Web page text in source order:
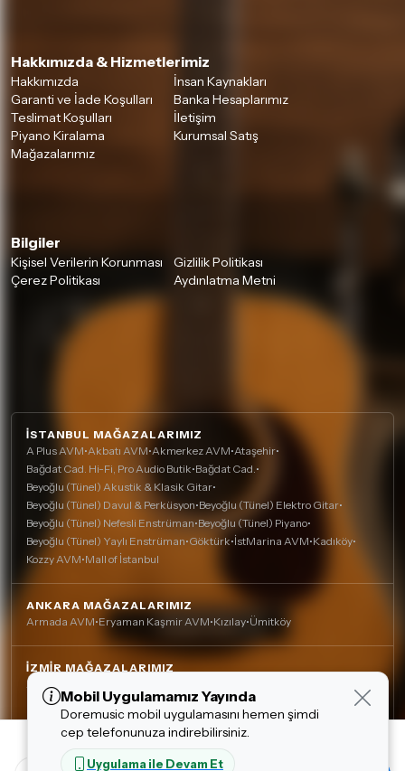
53,608.00 TL80,411.00 TL
Hakkımızda & Hizmetlerimiz
Hakkımızda
İnsan Kaynakları
Garanti ve İade Koşulları
Banka Hesaplarımız
Teslimat Koşulları
İletişim
Piyano Kiralama
Kurumsal Satış
Mağazalarımız
Bilgiler
Kişisel Verilerin Korunması
Gizlilik Politikası
Çerez Politikası
Aydınlatma Metni
İSTANBUL MAĞAZALARIMIZ
A Plus AVM•Akbatı AVM•Akmerkez AVM•Ataşehir•
Bağdat Cad. Hi-Fi, Pro Audio Butik•Bağdat Cad. •
Beyoğlu (Tünel) Akustik & Klasik Gitar•
Beyoğlu (Tünel) Davul & Perküsyon•Beyoğlu (Tünel) Elektro Gitar•
Beyoğlu (Tünel) Nefesli Enstrüman•Beyoğlu (Tünel) Piyano•
Beyoğlu (Tünel) Yaylı Enstrüman•Göktürk•İstMarina AVM•Kadıköy•
Kozzy AVM•Mall of İstanbul
ANKARA MAĞAZALARIMIZ
Armada AVM•Eryaman Kaşmir AVM•Kızılay•Ümitköy
İZMIR MAĞAZALARIMIZ
Agora AVM
Mavişehir (Karşıyaka)
DIĞER MAĞAZALARIMIZ
Adana, Çukurova - Turgut Özal•Adana, Kurtuluş
Çerez Kullanımı
Alışveriş deneyiminizi iyileştirmek için yasal
düzenlemelere uygun çerezler (cookie)
kullanıyoruz. Detaylı bilgiyeÇerez Politikası
Mobil Uygulamamız Yayında
Doremusic mobil uygulamasını hemen şimdi
cep telefonunuza indirebilirsiniz.
Uygulama ile Devam Et